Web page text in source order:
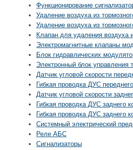
Функционирование
Удаление воздуха из
Удаление воздуха из
Клапан для удаления воздуха
Электромагнитные клапаны
Блок гидравлических
Электронный блок управления
Датчик угловой скорости
Гибкая проводка ДУС
Датчик угловой скорости
Гибкая проводка ДУС заднего
Гибкая проводка ДУС заднего
Системный электрический
Реле АБС
Сигнализаторы